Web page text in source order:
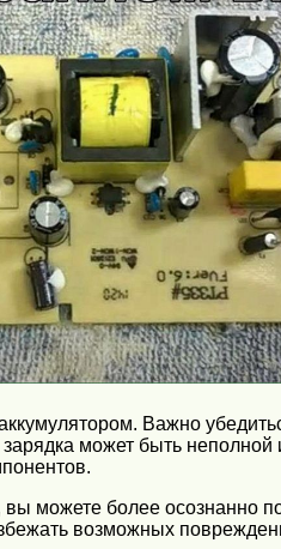
Важно
зарядка может быть
можете более осознанно
возможных